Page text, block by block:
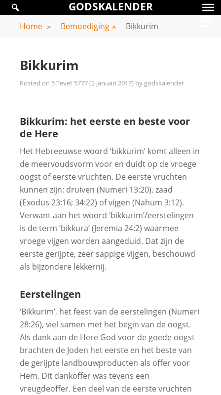
Skip
content
GODSKALENDER
GODSKALENDER
Home » Bemoediging » Bikkurim
Bikkurim
Posted on 5 Tevet 5777 (2 januari 2017) by godskalender
Bikkurim: het eerste en beste voor
de Here
Het Hebreeuwse woord ‘bikkurim’ komt alleen in
de meervoudsvorm voor en duidt op de vroege
oogst of eerste vruchten. De eerste vruchten
kunnen zijn: druiven (Numeri 13:20), zaad
(Exodus 23:16; 34:22) of vijgen (Nahum 3:12).
Verwant aan het woord ‘bikkurim’/eerstelingen
is de term ‘bikkura’ (Jeremia 24:2) waarmee
vroege vijgen worden aangeduid. Dat zijn de
eerste gerijpte, zeer sappige vijgen, beschouwd
als bijzondere lekkernij.
Eerstelingen
‘Bikkurim’, het feest van de eerstelingen (Numeri
28:26), viel samen met het begin van de oogst.
Als dank aan de Here God voor de goede oogst
brachten de Joden het eerste en het beste van
de gerijpte landbouwproducten als offer voor
Hem. Dit dankoffer was tevens een
vreugdeoffer. Een deel van de eerste vruchten